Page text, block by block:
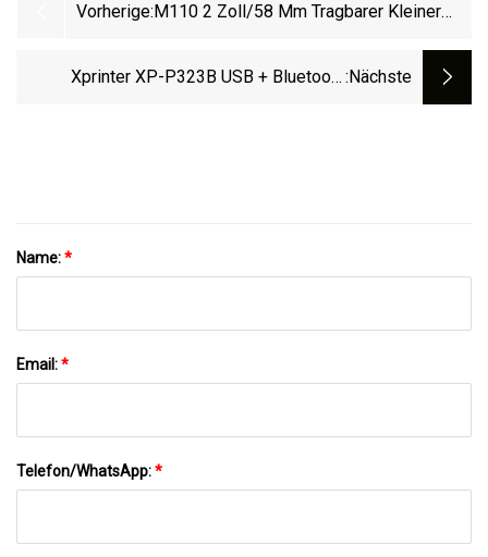
Vorherige: M110 2 Zoll/58 Mm Tragbarer Kleiner
Mobiltelefone
Xprinter XP-P323B USB + Bluetooth :nächste
Name:*
Email:*
Telefon/WhatsApp:*